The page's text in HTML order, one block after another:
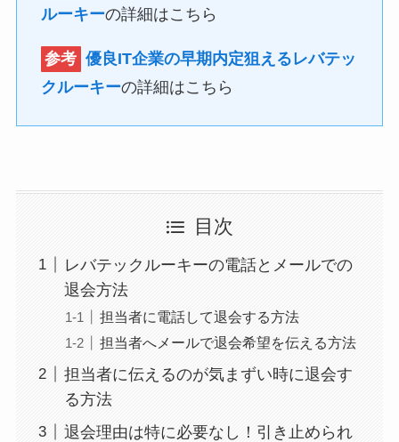
ルーキーの詳細はこちら
参考 優良IT企業の早期内定狙えるレバテッ
クルーキーの詳細はこちら
目次
レバテックルーキーの電話とメールでの
退会方法
担当者に電話して退会する方法
担当者へメールで退会希望を伝える方法
担当者に伝えるのが気まずい時に退会す
る方法
退会理由は特に必要なし！引き止められ